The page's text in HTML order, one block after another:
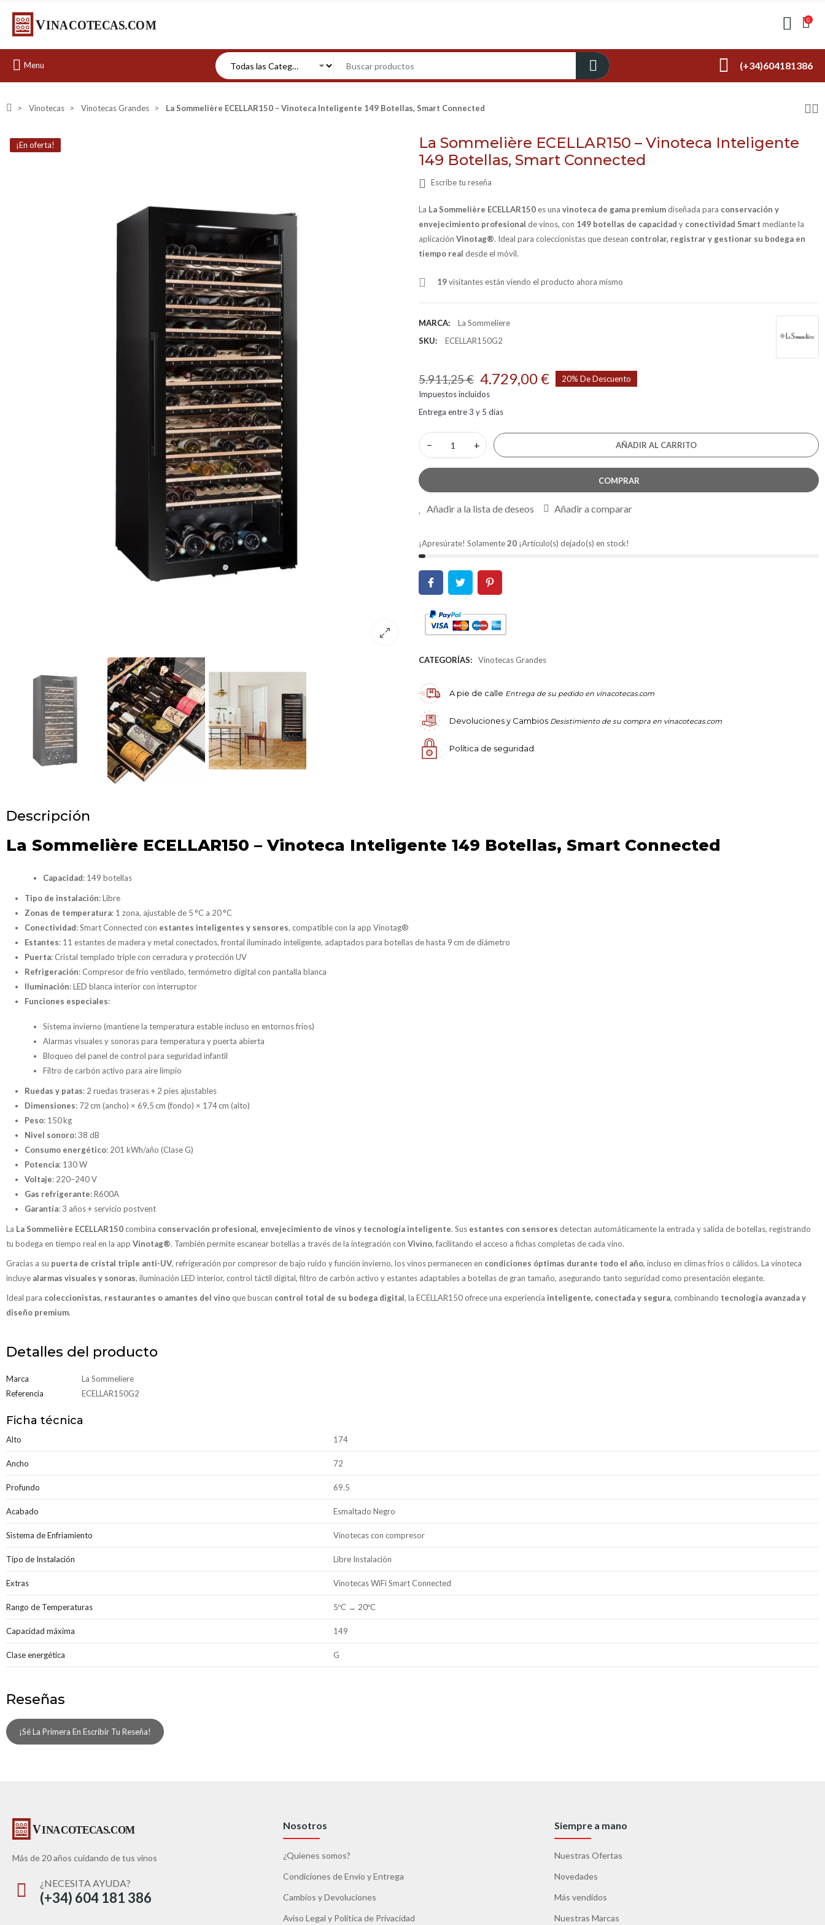
0
Menu (+34)604181386
Vinotecas Vinotecas Grandes La Sommelière ECELLAR150 – Vinoteca Inteligente 149 Botellas, Smart Connected
¡En oferta!
La Sommelière ECELLAR150 – Vinoteca Inteligente
149 Botellas, Smart Connected
Escribe tu reseña
La La Sommelière ECELLAR150 es una vinoteca de gama premiumdiseñada para conservación y
envejecimiento profesional de vinos, con 149 botellas de capacidad y conectividad Smart mediante la
aplicación Vinotag®. Ideal para coleccionistas que desean controlar, registrar y gestionar su bodega en
tiempo real desde el móvil.
19visitantes están viendo el producto ahora mismo
MARCA:
La Sommeliere
SKU:
ECELLAR150G2
5.911,25 € 4.729,00 €
20% De Descuento
Impuestos incluidos
Entrega entre 3 y 5 días
− + AÑADIR AL CARRITO
COMPRAR
Añadir a la lista de deseos Añadir a comparar
¡Apresúrate! Solamente20 ¡Artículo(s) dejado(s) en stock!
CATEGORÍAS: Vinotecas Grandes
A pie de calle Entrega de su pedido en vinacotecas.com
Devoluciones y Cambios Desistimiento de su compra en vinacotecas.com
Política de seguridad
Descripción
La Sommelière ECELLAR150 – Vinoteca Inteligente 149 Botellas, Smart Connected
Capacidad: 149 botellas
Tipo de instalación: Libre
Zonas de temperatura: 1 zona, ajustable de 5 °C a 20 °C
Conectividad: Smart Connected con estantes inteligentes y sensores, compatible con la app Vinotag®
Estantes: 11 estantes de madera y metal conectados, frontal iluminado inteligente, adaptados para botellas de hasta 9 cm de diámetro
Puerta: Cristal templado triple con cerradura y protección UV
Refrigeración: Compresor de frío ventilado, termómetro digital con pantalla blanca
Iluminación: LED blanca interior con interruptor
Funciones especiales:
Sistema invierno (mantiene la temperatura estable incluso en entornos fríos)
Alarmas visuales y sonoras para temperatura y puerta abierta
Bloqueo del panel de control para seguridad infantil
Filtro de carbón activo para aire limpio
Ruedas y patas: 2 ruedas traseras + 2 pies ajustables
Dimensiones: 72 cm (ancho) × 69,5 cm (fondo) × 174 cm (alto)
Peso: 150 kg
Nivel sonoro: 38 dB
Consumo energético: 201 kWh/año (Clase G)
Potencia: 130 W
Voltaje: 220–240 V
Gas refrigerante: R600A
Garantía: 3 años + servicio postvent
La La Sommelière ECELLAR150combina conservación profesional, envejecimiento de vinos y tecnología inteligente. Sus estantes con sensores detectan automáticamente la entrada y salida de botellas, registrando
tu bodega en tiempo real en la app Vinotag®. También permite escanear botellas a través de la integración con Vivino, facilitando el acceso a fichas completas de cada vino.
Gracias a su puerta de cristal triple anti-UV, refrigeración por compresor de bajo ruido y función invierno, los vinos permanecen en condiciones óptimas durante todo el año, incluso en climas fríos o cálidos. La vinoteca
incluye alarmas visuales y sonoras, iluminación LED interior, control táctil digital, filtro de carbón activo y estantes adaptables a botellas de gran tamaño, asegurando tanto seguridad como presentación elegante.
Ideal para coleccionistas, restaurantes o amantes del vinoque buscan control total de su bodega digital, la ECELLAR150 ofrece una experiencia inteligente, conectada y segura, combinando tecnología avanzada y
diseño premium.
Detalles del producto
Marca
La Sommeliere
Referencia
ECELLAR150G2
Ficha técnica
Alto 174
Ancho 72
Profundo 69.5
Acabado Esmaltado Negro
Sistema de Enfriamiento Vinotecas con compresor
Tipo de Instalación Libre Instalación
Extras Vinotecas WiFi Smart Connected
Rango de Temperaturas 5ºC → 20ºC
Capacidad máxima 149
Clase energética G
Reseñas
¡Sé La Primera En Escribir Tu Reseña!
Más de 20 años cuidando de tus vinos
¿NECESITA AYUDA?
(+34) 604 181 386
Nosotros
¿Quienes somos?
Condiciones de Envío y Entrega
Cambios y Devoluciones
Aviso Legal y Política de Privacidad
Siempre a mano
Nuestras Ofertas
Novedades
Más vendidos
Nuestras Marcas